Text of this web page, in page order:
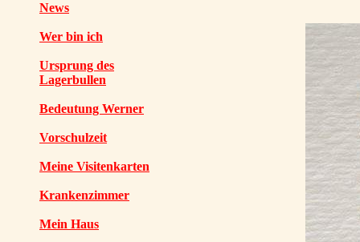
News
Wer bin ich
Ursprung des
Lagerbullen
Bedeutung Werner
Vorschulzeit
Meine Visitenkarten
Krankenzimmer
Mein Haus